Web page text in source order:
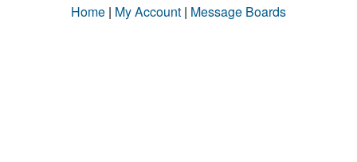
Home | My Account | Message Boards